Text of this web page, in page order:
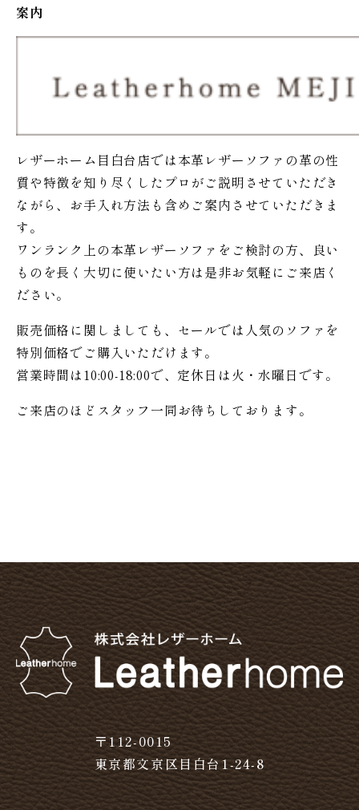
案内
レザーホーム目白台店では本革レザーソファの革の性
質や特徴を知り尽くしたプロがご説明させていただき
ながら、お手入れ方法も含めご案内させていただきま
す。
ワンランク上の本革レザーソファをご検討の方、良い
ものを長く大切に使いたい方は是非お気軽にご来店く
ださい。
販売価格に関しましても、セールでは人気のソファを
特別価格でご購入いただけます。
営業時間は10:00-18:00で、定休日は火・水曜日です。
ご来店のほどスタッフ一同お待ちしております。
〒112-0015
東京都文京区目白台1-24-8